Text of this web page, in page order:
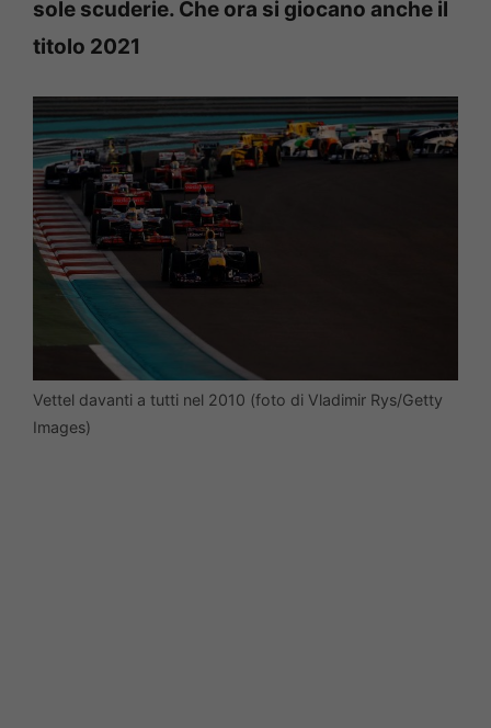
sole scuderie. Che ora si giocano anche il
titolo 2021
Vettel davanti a tutti nel 2010 (foto di Vladimir Rys/Getty
Images)